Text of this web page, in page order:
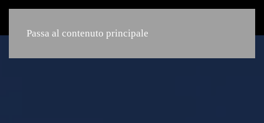
Passa al contenuto principale